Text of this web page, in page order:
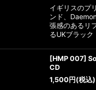
イギリスのプ
ンド、
張感のあるリ
るUKブラッ
[HMP 007]
CD
1,500円(税込)